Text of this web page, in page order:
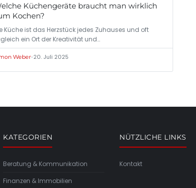
Küchengeräte braucht man wirklich
Kochen?
Küche ist das Herzstück jedes Zuhauses und oft
ein Ort der Kreativität und…
Weber•20. Juli 2025
KATEGORIEN
Beratung & Kommunikation
Finanzen & Immobilien
NÜTZLICHE LINKS
Kontakt